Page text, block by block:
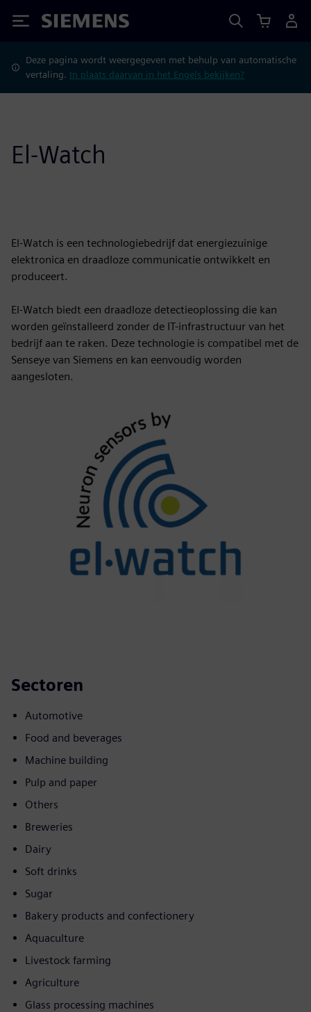
Siemens
Deze pagina wordt weergegeven met behulp van automatische
vertaling. In plaats daarvan in het Engels bekijken?
El-Watch
El-Watch is een technologiebedrijf dat energiezuinige
elektronica en draadloze communicatie ontwikkelt en
produceert.
El-Watch biedt een draadloze detectieoplossing die kan
worden geïnstalleerd zonder de IT-infrastructuur van het
bedrijf aan te raken. Deze technologie is compatibel met de
Senseye van Siemens en kan eenvoudig worden
aangesloten.
Sectoren
Automotive
Food and beverages
Machine building
Pulp and paper
Others
Breweries
Dairy
Soft drinks
Sugar
Bakery products and confectionery
Aquaculture
Livestock farming
Agriculture
Glass processing machines